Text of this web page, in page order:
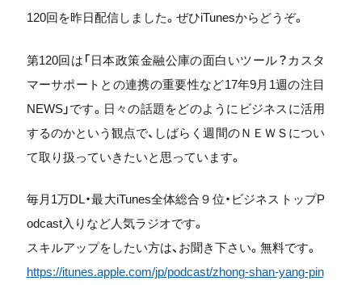
120回を昨日配信しました。ぜひiTunesからどうぞ。
第120回は「日本政策金融公庫の面白いツール？カスタ
マーサポートとの連携の重要性など17年9月1週の注目
NEWS」です。日々の話題をどのようにビジネスに活用
するのかという観点で、しばらく週間のＮＥＷＳについ
て取り扱っていきたいと思っています。
毎月1万DL・最大iTunes全体総合９位・ビジネストップP
odcast入りなど人気ラジオです。
スキルアップをしたい方は、お聞き下さい。無料です。
https://itunes.apple.com/jp/podcast/zhong-shan-yang-pin